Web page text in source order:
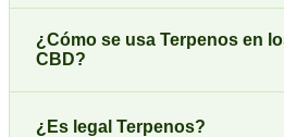
¿Cómo se usa Terpenos en
CBD?
¿Es legal Terpenos?